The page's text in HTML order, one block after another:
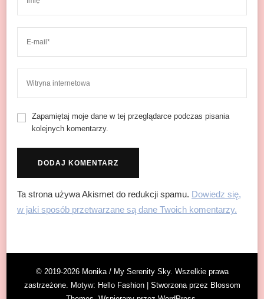
Zapamiętaj moje dane w tej przeglądarce podczas pisania
kolejnych komentarzy.
Ta strona używa Akismet do redukcji spamu. Dowiedz się,
w jaki sposób przetwarzane są dane Twoich komentarzy.
© 2019-2026 Monika / My Serenity Sky. Wszelkie prawa
zastrzeżone. Motyw: Hello Fashion | Stworzona przez Blossom